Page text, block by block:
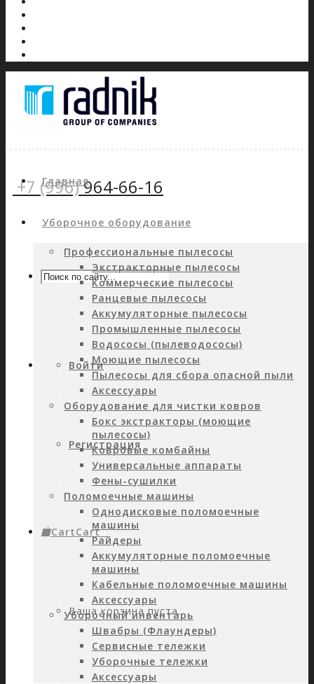
+7 (996)964-66-16
Войти
Регистрация
CartCart0
Ваша корзина пуста.
Главная
Уборочное оборудование
Профессиональные пылесосы
Экстракторные пылесосы
Коммерческие пылесосы
Ранцевые пылесосы
Аккумуляторные пылесосы
Промышленные пылесосы
Водососы (пылеводососы)
Моющие пылесосы
Пылесосы для сбора опасной пыли
Аксессуары
Оборудование для чистки ковров
Бокс экстракторы (моющие
пылесосы)
Ковровые комбайны
Универсальные аппараты
Фены-сушилки
Поломоечные машины
Однодисковые поломоечные
машины
Райдеры
Аккумуляторные поломоечные
машины
Кабельные поломоечные машины
Аксессуары
Уборочный инвентарь
Швабры (Флаундеры)
Сервисные тележки
Уборочные тележки
Аксессуары